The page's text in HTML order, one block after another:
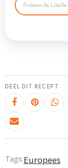
DEEL DIT RECEPT
Tags:Europees